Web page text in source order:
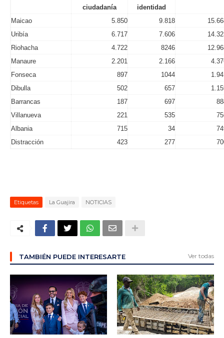
ciudadanía
identidad
Maicao 5.850 9.818
Uribía
6.717 7.606
Riohacha
4.722 8246
Manaure
2.201 2.166
Fonseca
897 1044
Dibulla
502 657
Barrancas
187 697
Villanueva
221 535
Albania
715 34
Distracción
423 277
Etiquetas La Guajira NOTICIAS
TAMBIÉN PUEDE INTERESARTE Ver todas